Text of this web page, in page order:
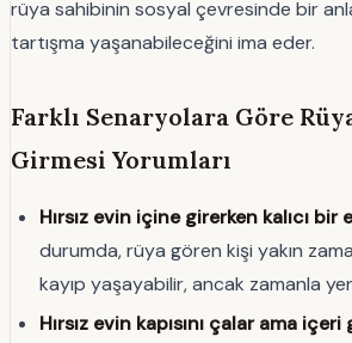
rüya sahibinin sosyal çevresinde bir
tartışma yaşanabileceğini ima eder.
Farklı Senaryolara Göre
Girmesi Yorumları
Hırsız evin içine girerken kalıcı bir
durumda, rüya gören kişi yakın
kayıp yaşayabilir, ancak zamanla
Hırsız evin kapısını çalar ama